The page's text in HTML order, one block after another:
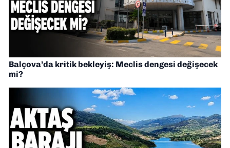
Balçova’da kritik bekleyiş: Meclis dengesi değişecek
mi?